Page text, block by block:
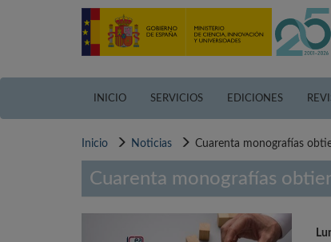
INICIO SERVICIOS EDICIONES
Inicio Noticias Cuarenta monografías
Cuarenta monografías